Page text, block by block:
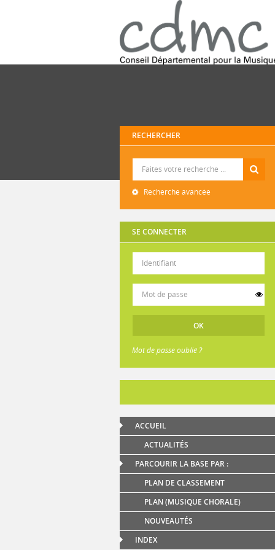
RECHERCHER
Recherche avancée
SE CONNECTER
Mot de passe oublié ?
ACCUEIL
ACTUALITÉS
PARCOURIR LA BASE PAR :
PLAN DE CLASSEMENT
PLAN (MUSIQUE CHORALE)
NOUVEAUTÉS
INDEX